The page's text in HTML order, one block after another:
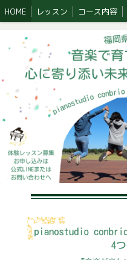
HOME レッスン コース内容